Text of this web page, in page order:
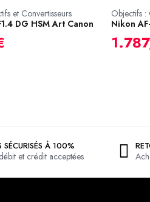
et Convertisseurs
DG HSM Art Canon
Objectifs :
Nikon
SÉCURISÉS À 100%
et crédit acceptées